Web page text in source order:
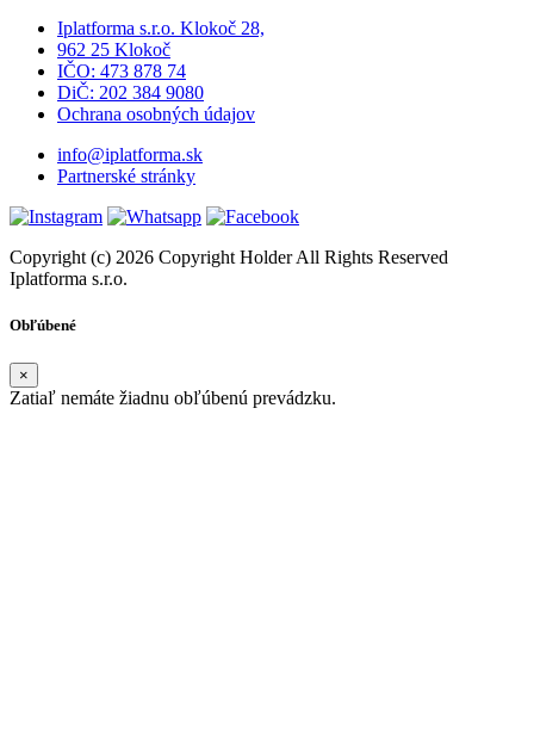
Iplatforma s.r.o. Klokoč 28,
962 25 Klokoč
IČO: 473 878 74
DiČ: 202 384 9080
Ochrana osobných údajov
info@iplatforma.sk
Partnerské stránky
Copyright (c) 2026 Copyright Holder All Rights Reserved
Iplatforma s.r.o.
Obľúbené
×
Zatiaľ nemáte žiadnu obľúbenú prevádzku.